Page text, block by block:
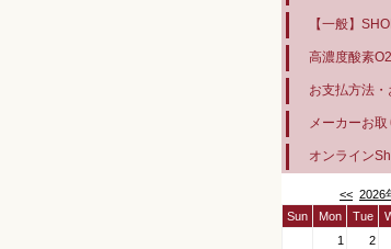
【一般】
高濃度酸素
お支払方法
メーカーお
オンライン
<< 2026
Sun
Mon Tue
1
2